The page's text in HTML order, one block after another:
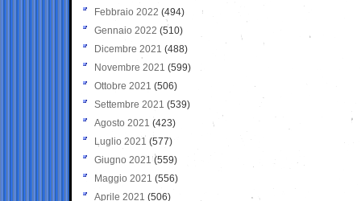
Febbraio 2022 (494)
Gennaio 2022 (510)
Dicembre 2021 (488)
Novembre 2021 (599)
Ottobre 2021 (506)
Settembre 2021 (539)
Agosto 2021 (423)
Luglio 2021 (577)
Giugno 2021(559)
Maggio 2021 (556)
Aprile 2021 (506)